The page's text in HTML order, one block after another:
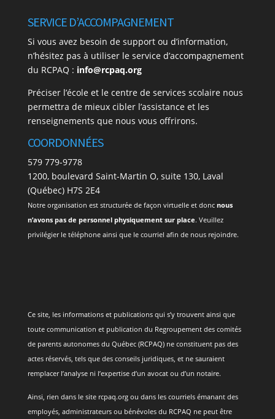
SERVICE D’ACCOMPAGNEMENT
Si vous avez besoin de support ou d’information,
n’hésitez pas à utiliser le service d’accompagnement
du RCPAQ : info@rcpaq.org
Préciser l’école et le centre de services scolaire nous
permettra de mieux cibler l’assistance et les
renseignements que nous vous offrirons.
COORDONNÉES
579 779-9778
1200, boulevard Saint-Martin O, suite 130, Laval
(Québec) H7S 2E4
Notre organisation est structurée de façon virtuelle et donc nous
n’avons pas de personnel physiquement sur place. Veuillez
privilégier le téléphone ainsi que le courriel afin de nous rejoindre.
Ce site, les informations et publications qui s’y trouvent ainsi que
toute communication et publication du Regroupement des comités
de parents autonomes du Québec (RCPAQ) ne constituent pas des
actes réservés, tels que des conseils juridiques, et ne sauraient
remplacer l’analyse ni l’expertise d’un avocat ou d’un notaire.
Ainsi, rien dans le site rcpaq.org ou dans les courriels émanant des
employés, administrateurs ou bénévoles du RCPAQ ne peut être